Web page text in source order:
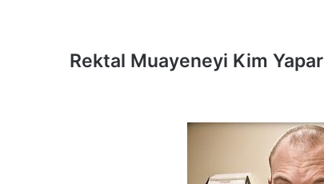
Rektal Muayeneyi Kim Yapar